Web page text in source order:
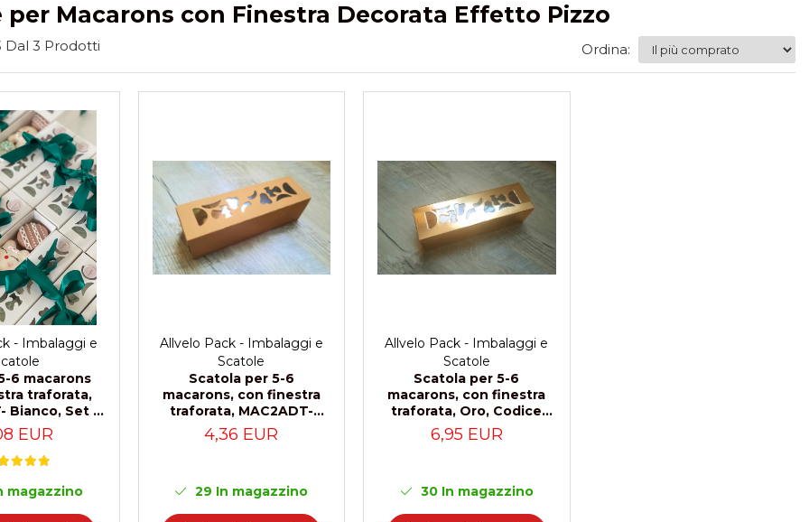
per Macarons con Finestra Decorata Effetto Pizzo
Dal 3 Prodotti Ordina:
- Imbalaggi e
6 macarons
traforata,
Bianco, Set 5
EUR
magazzino
Allvelo Pack - Imbalaggi e
Scatole
Scatola per 5-6
macarons, con finestra
traforata, MAC2ADT-
Naturale, Set 5 Pezzi
4,36 EUR
29 In magazzino
Allvelo Pack - Imbalaggi e
Scatole
Scatola per 5-6
macarons, con finestra
traforata, Oro, Codice
MAC2ADT- Oro, Set 5
Pezzi
6,95 EUR
30In magazzino